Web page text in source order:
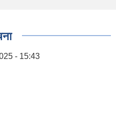
- 15:43